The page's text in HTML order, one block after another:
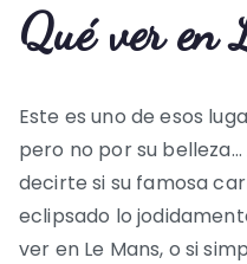
Qué ver en
Este es uno de esos
pero no por su
decirte si su famosa
eclipsado lo
ver en Le Mans, o si